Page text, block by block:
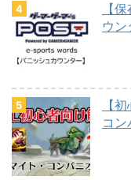
【
ウン
【
コン